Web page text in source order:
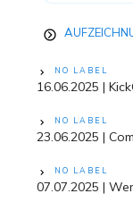
NO LABEL
16.06.2025 |
NO LABEL
23.06.2025 |
NO LABEL
07.07.2025 |